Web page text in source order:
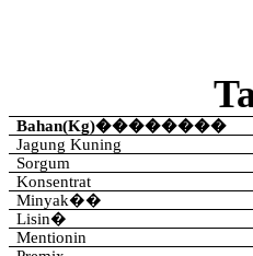
Bahan(Kg)��������
Jagung Kuning
Sorgum
Konsentrat
Minyak��
Lisin�
Mentionin